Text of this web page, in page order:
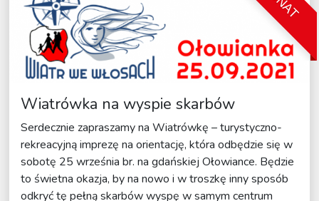
Wiatrówka na wyspie skarbów
Serdecznie zapraszamy na Wiatrówkę – turystyczno-
rekreacyjną imprezę na orientację, która odbędzie się w
sobotę 25 września br. na gdańskiej Ołowiance. Będzie
to świetna okazja, by na nowo i w troszkę inny sposób
odkryć tę pełną skarbów wyspę w samym centrum